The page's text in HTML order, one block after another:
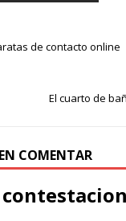
de contacto online
El cuarto de
COMENTAR